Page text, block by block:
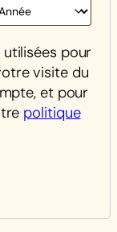
pour
visite du
et pour
politique